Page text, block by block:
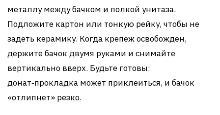
металлу между бачком и полкой унитаза.
Подложите картон или тонкую рейку, чтобы не
задеть керамику. Когда крепеж освобожден,
держите бачок двумя руками и снимайте
вертикально вверх. Будьте готовы:
донат‑прокладка может приклеиться, и бачок
«отлипнет» резко.